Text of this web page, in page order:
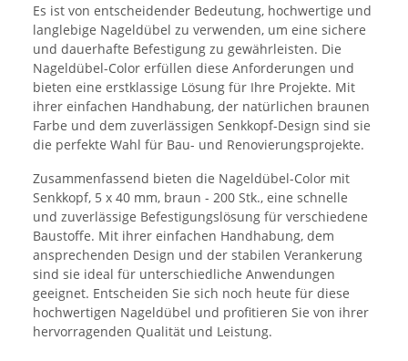
Es ist von entscheidender Bedeutung, hochwertige und
langlebige Nageldübel zu verwenden, um eine sichere
und dauerhafte Befestigung zu gewährleisten. Die
Nageldübel-Color erfüllen diese Anforderungen und
bieten eine erstklassige Lösung für Ihre Projekte. Mit
ihrer einfachen Handhabung, der natürlichen braunen
Farbe und dem zuverlässigen Senkkopf-Design sind sie
die perfekte Wahl für Bau- und Renovierungsprojekte.
Zusammenfassend bieten die Nageldübel-Color mit
Senkkopf, 5 x 40 mm, braun - 200 Stk., eine schnelle
und zuverlässige Befestigungslösung für verschiedene
Baustoffe. Mit ihrer einfachen Handhabung, dem
ansprechenden Design und der stabilen Verankerung
sind sie ideal für unterschiedliche Anwendungen
geeignet. Entscheiden Sie sich noch heute für diese
hochwertigen Nageldübel und profitieren Sie von ihrer
hervorragenden Qualität und Leistung.